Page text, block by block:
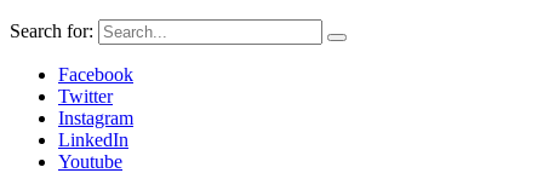
Search for:
Facebook
Twitter
Instagram
LinkedIn
Youtube